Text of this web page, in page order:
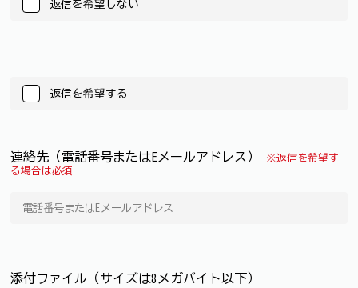
返信を希望しない
返信を希望する
連絡先（電話番号またはEメールアドレス）
※返信を希望す
る場合は必須
添付ファイル（サイズは8メガバイト以下）